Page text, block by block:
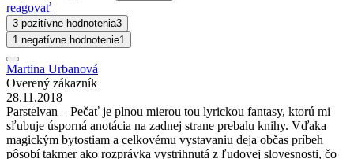
reagovať
3 pozitívne hodnotenia3
1 negatívne hodnotenie1
Martina Urbanová
Overený zákazník
28.11.2018
Parstelvan – Pečať je plnou mierou tou lyrickou fantasy, ktorú mi
sľubuje úsporná anotácia na zadnej strane prebalu knihy. Vďaka
magickým bytostiam a celkovému vystavaniu deja občas príbeh
pôsobí takmer ako rozprávka vystrihnutá z ľudovej slovesnosti, čo